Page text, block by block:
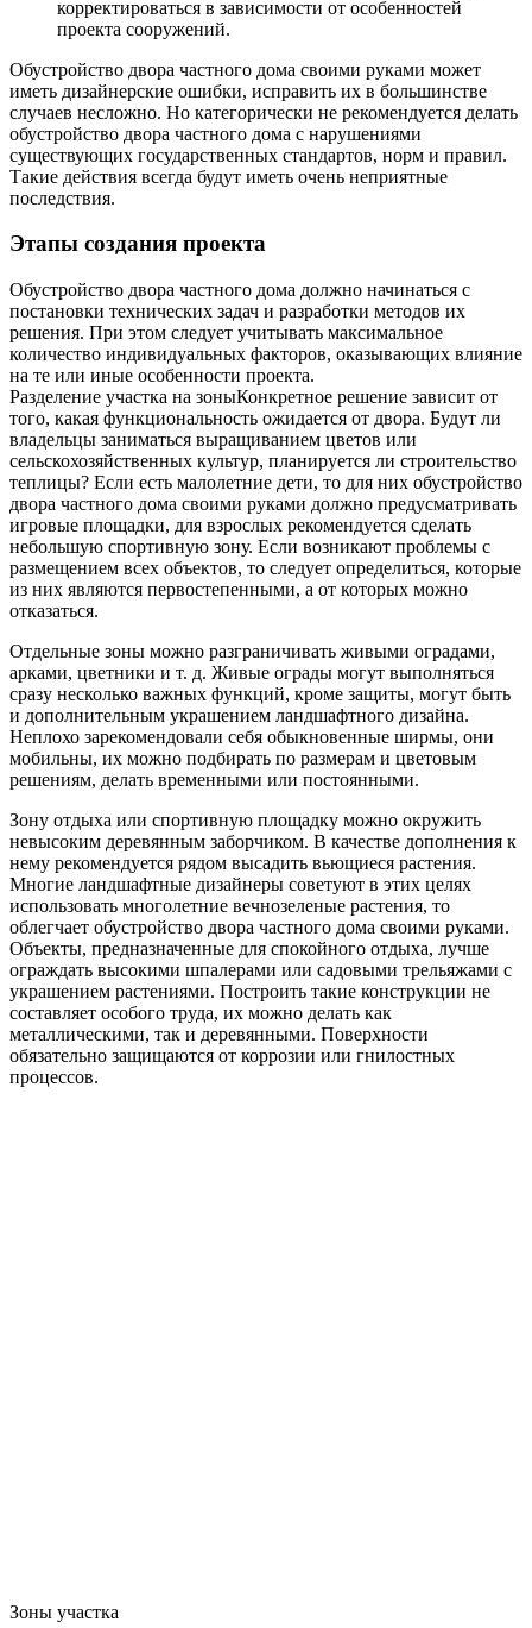
корректироваться в зависимости от особенностей
проекта сооружений.
Обустройство двора частного дома своими руками может
иметь дизайнерские ошибки, исправить их в большинстве
случаев несложно. Но категорически не рекомендуется делать
обустройство двора частного дома с нарушениями
существующих государственных стандартов, норм и правил.
Такие действия всегда будут иметь очень неприятные
последствия.
Этапы создания проекта
Обустройство двора частного дома должно начинаться с
постановки технических задач и разработки методов их
решения. При этом следует учитывать максимальное
количество индивидуальных факторов, оказывающих влияние
на те или иные особенности проекта.
Разделение участка на зоныКонкретное решение зависит от
того, какая функциональность ожидается от двора. Будут ли
владельцы заниматься выращиванием цветов или
сельскохозяйственных культур, планируется ли строительство
теплицы? Если есть малолетние дети, то для них обустройство
двора частного дома своими руками должно предусматривать
игровые площадки, для взрослых рекомендуется сделать
небольшую спортивную зону. Если возникают проблемы с
размещением всех объектов, то следует определиться, которые
из них являются первостепенными, а от которых можно
отказаться.
Отдельные зоны можно разграничивать живыми оградами,
арками, цветники и т. д. Живые ограды могут выполняться
сразу несколько важных функций, кроме защиты, могут быть
и дополнительным украшением ландшафтного дизайна.
Неплохо зарекомендовали себя обыкновенные ширмы, они
мобильны, их можно подбирать по размерам и цветовым
решениям, делать временными или постоянными.
Зону отдыха или спортивную площадку можно окружить
невысоким деревянным заборчиком. В качестве дополнения к
нему рекомендуется рядом высадить вьющиеся растения.
Многие ландшафтные дизайнеры советуют в этих целях
использовать многолетние вечнозеленые растения, то
облегчает обустройство двора частного дома своими руками.
Объекты, предназначенные для спокойного отдыха, лучше
ограждать высокими шпалерами или садовыми трельяжами с
украшением растениями. Построить такие конструкции не
составляет особого труда, их можно делать как
металлическими, так и деревянными. Поверхности
обязательно защищаются от коррозии или гнилостных
процессов.
Зоны участка